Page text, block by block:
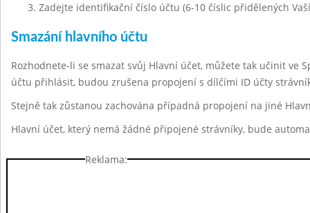
Zadejte identifikační číslo účtu (6-10 číslic přidělených
Smazání hlavního účtu
Rozhodnete-li se smazat svůj Hlavní účet, můžete tak učinit ve
účtu přihlásit, budou zrušena propojení s dílčími ID účty
Stejně tak zůstanou zachována případná propojení na jiné
Hlavní účet, který nemá žádné připojené strávníky, bude
Reklama: